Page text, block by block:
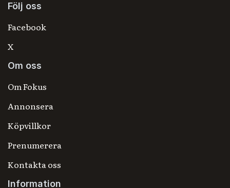
Följ oss
Facebook
X
Om oss
Om Fokus
Annonsera
Köpvillkor
Prenumerera
Kontakta oss
Information